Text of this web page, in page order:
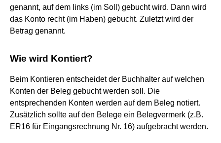
genannt, auf dem links (im Soll) gebucht wird. Dann wird
das Konto recht (im Haben) gebucht. Zuletzt wird der
Betrag genannt.
Wie wird Kontiert?
Beim Kontieren entscheidet der Buchhalter auf welchen
Konten der Beleg gebucht werden soll. Die
entsprechenden Konten werden auf dem Beleg notiert.
Zusätzlich sollte auf den Belege ein Belegvermerk (z.B.
ER16 für Eingangsrechnung Nr. 16) aufgebracht werden.